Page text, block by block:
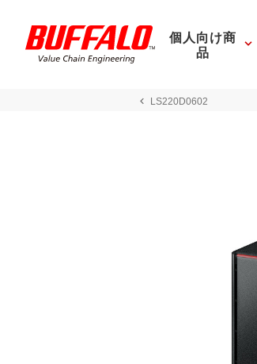
個人向け商
品
LS220D0602